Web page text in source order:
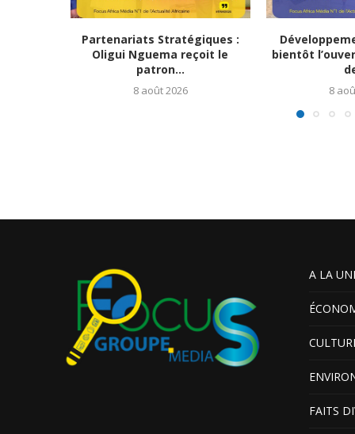
Partenariats Stratégiques :
Oligui Nguema reçoit le
patron...
8 août 2026
bientôt
8
A LA
FAITS